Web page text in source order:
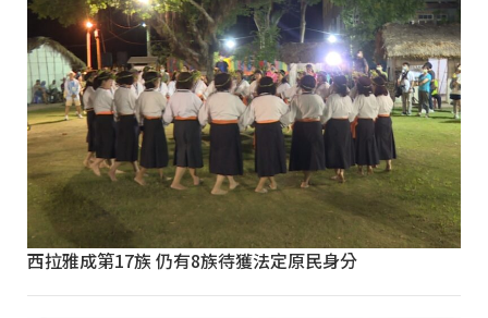
西拉雅成第17族 仍有8族待獲法定原民身分